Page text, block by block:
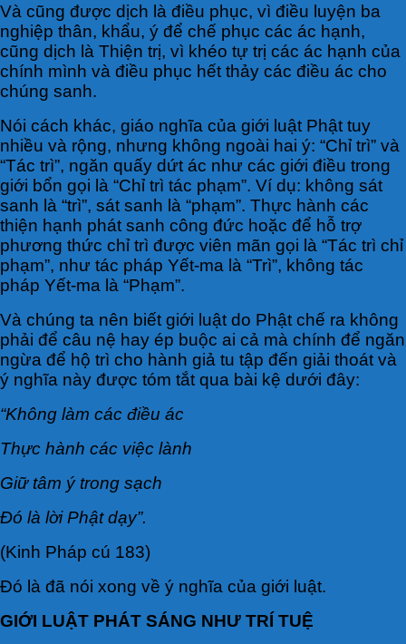
Và cũng được dịch là điều phục, vì điều luyện ba
nghiệp thân, khẩu, ý để chế phục các ác hạnh,
cũng dịch là Thiện trị, vì khéo tự trị các ác hạnh của
chính mình và điều phục hết thảy các điều ác cho
chúng sanh.
Nói cách khác, giáo nghĩa của giới luật Phật tuy
nhiều và rộng, nhưng không ngoài hai ý: “Chỉ trì” và
“Tác trì”, ngăn quấy dứt ác như các giới điều trong
giới bổn gọi là “Chỉ trì tác phạm”. Ví dụ: không sát
sanh là “trì”, sát sanh là “phạm”. Thực hành các
thiện hạnh phát sanh công đức hoặc để hỗ trợ
phương thức chỉ trì được viên mãn gọi là “Tác trì chỉ
phạm”, như tác pháp Yết-ma là “Trì”, không tác
pháp Yết-ma là “Phạm”.
Và chúng ta nên biết giới luật do Phật chế ra không
phải để câu nệ hay ép buộc ai cả mà chính để ngăn
ngừa để hộ trì cho hành giả tu tập đến giải thoát và
ý nghĩa này được tóm tắt qua bài kệ dưới đây:
“Không làm các điều ác
Thực hành các việc lành
Giữ tâm ý trong sạch
Đó là lời Phật dạy”.
(Kinh Pháp cú 183)
Đó là đã nói xong về ý nghĩa của giới luật.
GIỚI LUẬT PHÁT SÁNG NHƯ TRÍ TUỆ